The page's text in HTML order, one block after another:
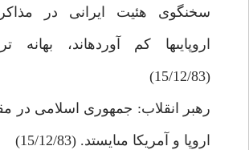
سخنگوى هئيت ايرانى در
اروپايى‏ها كم آورده‏اند، بهانه
(15/12/83)
رهبر انقلاب: جمهورى اسلامى در
اروپا و آمريكا مى‏ايستد. (15/12/83)